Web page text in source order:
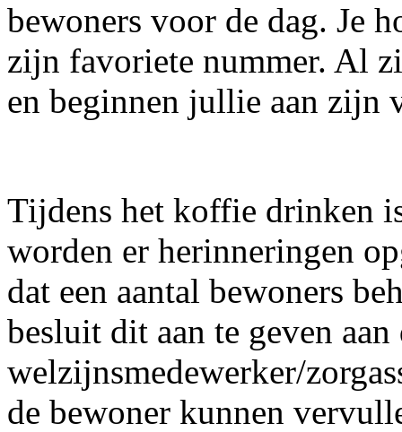
bewoners voor de dag. Je
zijn favoriete nummer. Al
en beginnen jullie aan zijn
Tijdens het koffie drinken
worden er herinneringen
dat een aantal bewoners
besluit dit aan te geven aan
welzijnsmedewerker/
de bewoner kunnen